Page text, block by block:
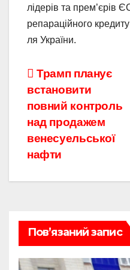
лідерів та прем’єрів
репараційного
ля України.
Навігація
записів
Трамп планує
встановити
повний контроль
над продажем
венесуельської
нафти
Пов’язаний запис